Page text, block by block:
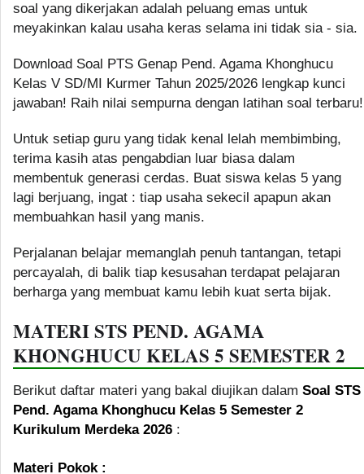
soal yang dikerjakan adalah peluang emas untuk
meyakinkan kalau usaha keras selama ini tidak sia - sia.
Download Soal PTS Genap Pend. Agama Khonghucu
Kelas V SD/MI Kurmer Tahun 2025/2026 lengkap kunci
jawaban! Raih nilai sempurna dengan latihan soal terbaru!
Untuk setiap guru yang tidak kenal lelah membimbing,
terima kasih atas pengabdian luar biasa dalam
membentuk generasi cerdas. Buat siswa kelas 5 yang
lagi berjuang, ingat : tiap usaha sekecil apapun akan
membuahkan hasil yang manis.
Perjalanan belajar memanglah penuh tantangan, tetapi
percayalah, di balik tiap kesusahan terdapat pelajaran
berharga yang membuat kamu lebih kuat serta bijak.
MATERI STS PEND. AGAMA
KHONGHUCU KELAS 5 SEMESTER 2
Berikut daftar materi yang bakal diujikan dalam Soal STS
Pend. Agama Khonghucu Kelas 5 Semester 2
Kurikulum Merdeka 2026 :
Materi Pokok :